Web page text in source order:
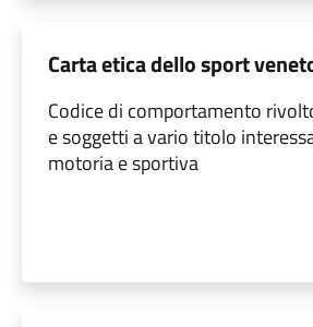
Carta etica dello sport
Codice di comportamento
e soggetti a vario titolo
motoria e sportiva